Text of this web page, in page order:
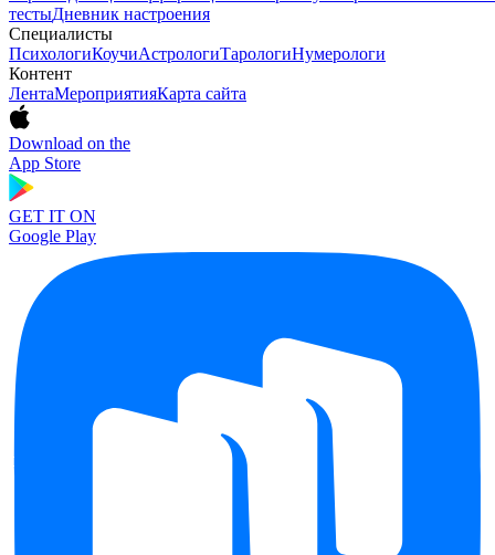
тестыДневник настроения
Специалисты
ПсихологиКоучиАстрологиТарологиНумерологи
Контент
ЛентаМероприятияКарта сайта
Download on the
App Store
GET IT ON
Google Play